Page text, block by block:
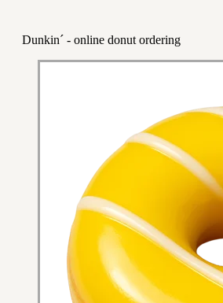
Dunkin´ - online donut ordering